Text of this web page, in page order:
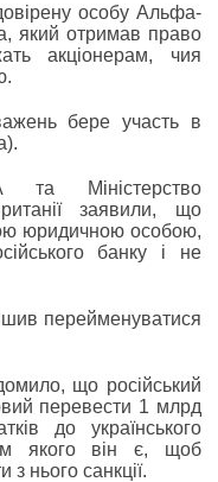
особу Альфа-
який отримав право
акціонерам, чия
бере участь в
та Міністерство
заявили, що
юридичною особою,
банку і не
перейменуватися
що російський
перевести 1 млрд
до українського
якого він є, щоб
нього санкції.